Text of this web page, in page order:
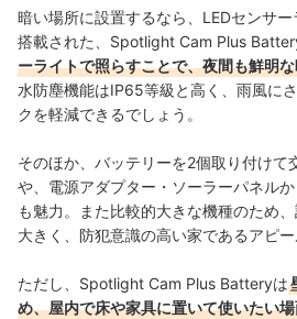
暗い場所に設置するなら、LEDセンサ
搭載された、Spotlight Cam Plus
ーライトで照らすことで、夜間も鮮明
水防塵機能はIP65等級と高く、雨風に
クを軽減できるでしょう。
そのほか、バッテリーを2個取り付けて
や、電源アダプター・ソーラーパネル
も魅力。また比較的大きな機種のため
大きく、防犯意識の高い家であるアピー
ただし、Spotlight Cam Plus Batteryは
め、屋内で床や家具に置いて使いたい